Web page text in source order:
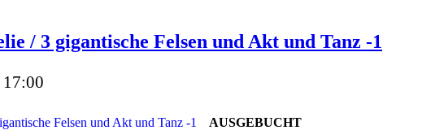
/ 3 gigantische Felsen und Akt und Tanz -1
17:00
AUSGEBUCHT